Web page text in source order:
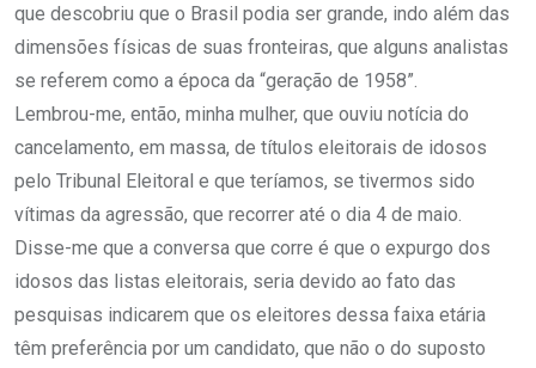
que descobriu que o Brasil podia ser grande, indo além das
dimensões físicas de suas fronteiras, que alguns analistas
se referem como a época da “geração de 1958”.
Lembrou-me, então, minha mulher, que ouviu notícia do
cancelamento, em massa, de títulos eleitorais de idosos
pelo Tribunal Eleitoral e que teríamos, se tivermos sido
vítimas da agressão, que recorrer até o dia 4 de maio.
Disse-me que a conversa que corre é que o expurgo dos
idosos das listas eleitorais, seria devido ao fato das
pesquisas indicarem que os eleitores dessa faixa etária
têm preferência por um candidato, que não o do suposto